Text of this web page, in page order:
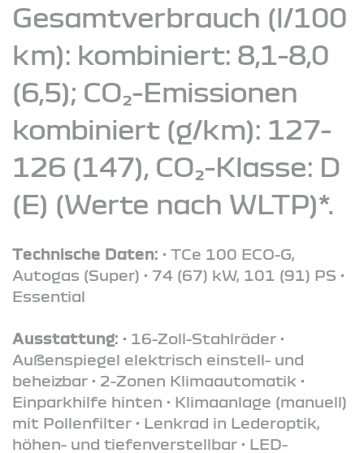
Gesamtverbrauch (l/100
km): kombiniert: 8,1-8,0
(6,5); CO₂-Emissionen
kombiniert (g/km): 127-
126 (147), CO₂-Klasse: D
(E) (Werte nach WLTP)*.
Technische Daten: • TCe 100 ECO-G,
Autogas (Super) • 74 (67) kW, 101 (91) PS •
Essential
Ausstattung: • 16-Zoll-Stahlräder •
Außenspiegel elektrisch einstell- und
beheizbar • 2-Zonen Klimaautomatik •
Einparkhilfe hinten • Klimaanlage (manuell)
mit Pollenfilter • Lenkrad in Lederoptik,
höhen- und tiefenverstellbar • LED-